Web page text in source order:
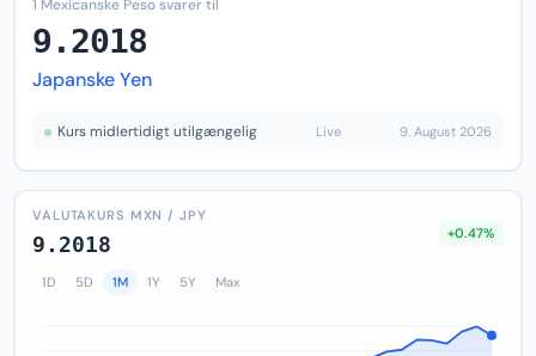
1 Mexicanske Peso svarer til
9.2018
Japanske Yen
Kurs midlertidigt utilgængelig Live 9. August 2026
VALUTAKURS MXN / JPY
9.2018 +0.47%
1D 5D 1M 1Y 5Y Max